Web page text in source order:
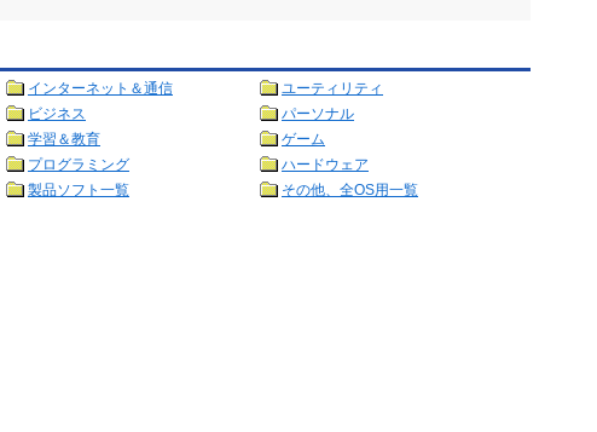
インターネット＆通信
ユーティリティ
ビジネス
パーソナル
学習＆教育
ゲーム
プログラミング
ハードウェア
製品ソフト一覧 その他、全OS用一覧